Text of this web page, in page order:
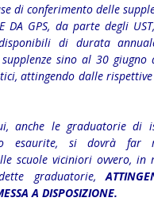
di conferimento delle
DA GPS, da parte degli
di durata
supplenze sino al 30
attingendo dalle
anche le graduatorie di
esaurite, si dovrà far
scuole viciniori ovvero, in
graduatorie,
A DISPOSIZIONE.